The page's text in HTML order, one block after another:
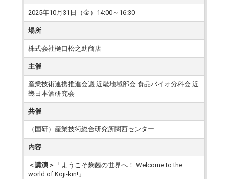
2025年10月31日（金）14:00～16:30
場所
株式会社樋口松之助商店
主催
産業技術連携推進会議 近畿地域部会 食品バイオ分科会 近
畿日本酒研究会
共催
（国研）産業技術総合研究所関西センター
内容
＜講演＞
「ようこそ麹菌の世界へ！ Welcome to the
world of Koji-kin!」